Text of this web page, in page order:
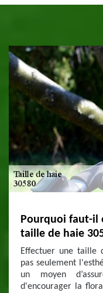
Pourquoi faut-il
taille de haie
Effectuer une taille
pas seulement
un moyen
d'encourager la